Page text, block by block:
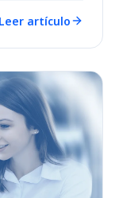
Leer artículo